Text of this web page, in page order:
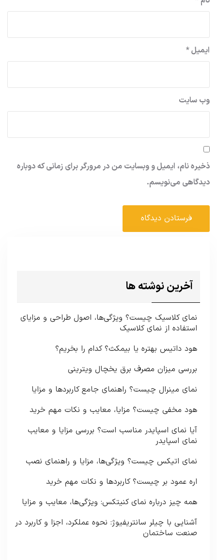
ایمیل*
وب‌ سایت
ذخیره نام، ایمیل و وبسایت من در مرورگر برای زمانی که دوباره
دیدگاهی می‌نویسم.
آخرین نوشته ها
نمای کلاسیک چیست؟ ویژگی‌ها، اصول طراحی و مزایای
استفاده از نمای کلاسیک
هود داتیس بهتره یا بیمکث؟ کدام را بخریم؟
بررسی میزان مصرف برق یخچال ویترینی
نمای مینرال چیست؟ راهنمای جامع کاربردها و مزایا
هود مخفی چیست؟ مزایا، معایب و نکات مهم خرید
آیا نمای اسپایدر مناسب است؟ بررسی مزایا و معایب
نمای اسپایدر
نمای اتیکس چیست؟ ویژگی‌ها، مزایا و راهنمای نصب
اره عمود بر چیست؟ کاربردها و نکات مهم خرید
همه چیز درباره نمای کنیتکس: ویژگی‌ها، معایب و مزایا
آشنایی با چیلر سانتریفیوژ: نحوه عملکرد، اجزا و کاربرد در
صنعت ساختمان